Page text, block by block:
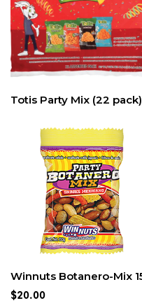
Totis Party Mix (22 pack)
$20.00